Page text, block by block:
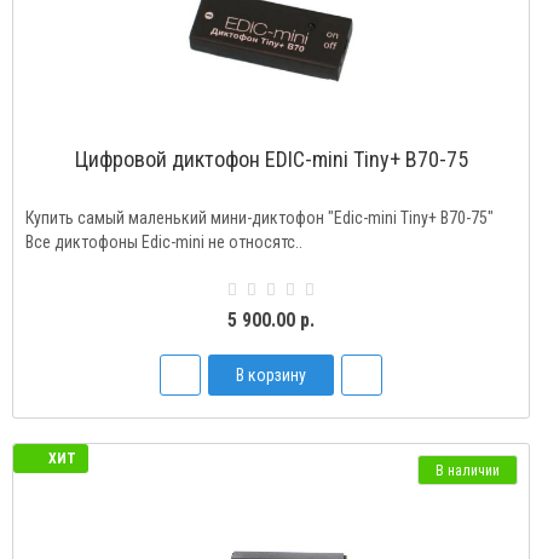
Цифровой диктофон EDIC-mini Tiny+ B70-75
Купить самый маленький мини-диктофон "Edic-mini Tiny+ B70-75"
Все диктофоны Edic-mini не относятс..
5 900.00 р.
В корзину
ХИТ
В наличии